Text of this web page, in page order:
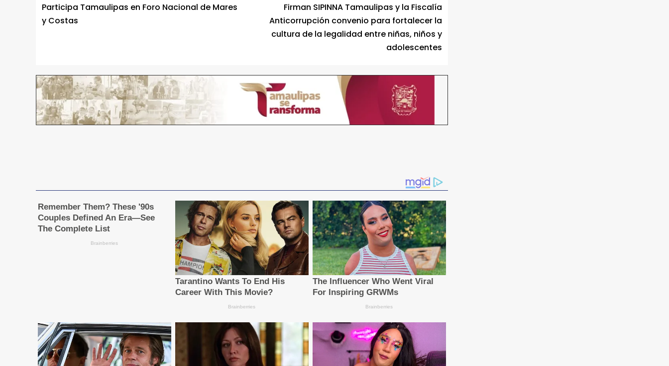
Participa Tamaulipas en Foro Nacional de Mares
y Costas
Firman SIPINNA Tamaulipas y la Fiscalía
Anticorrupción convenio para fortalecer la
cultura de la legalidad entre niñas, niños y
adolescentes